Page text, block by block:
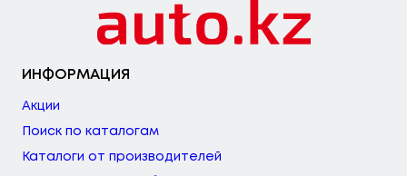
ИНФОРМАЦИЯ
Акции
Поиск по каталогам
Каталоги от производителей